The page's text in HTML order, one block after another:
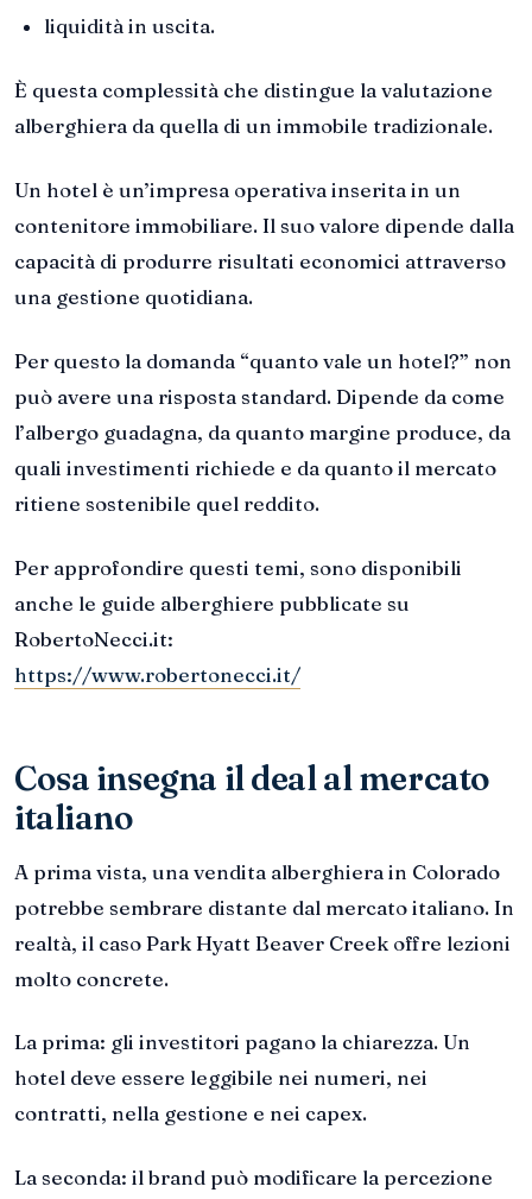
liquidità in uscita.
È questa complessità che distingue la valutazione
alberghiera da quella di un immobile tradizionale.
Un hotel è un’impresa operativa inserita in un
contenitore immobiliare. Il suo valore dipende dalla
capacità di produrre risultati economici attraverso
una gestione quotidiana.
Per questo la domanda “quanto vale un hotel?” non
può avere una risposta standard. Dipende da come
l’albergo guadagna, da quanto margine produce, da
quali investimenti richiede e da quanto il mercato
ritiene sostenibile quel reddito.
Per approfondire questi temi, sono disponibili
anche le guide alberghiere pubblicate su
RobertoNecci.it:
https://www.robertonecci.it/
Cosa insegna il deal al mercato
italiano
A prima vista, una vendita alberghiera in Colorado
potrebbe sembrare distante dal mercato italiano. In
realtà, il caso Park Hyatt Beaver Creek offre lezioni
molto concrete.
La prima: gli investitori pagano la chiarezza. Un
hotel deve essere leggibile nei numeri, nei
contratti, nella gestione e nei capex.
La seconda: il brand può modificare la percezione